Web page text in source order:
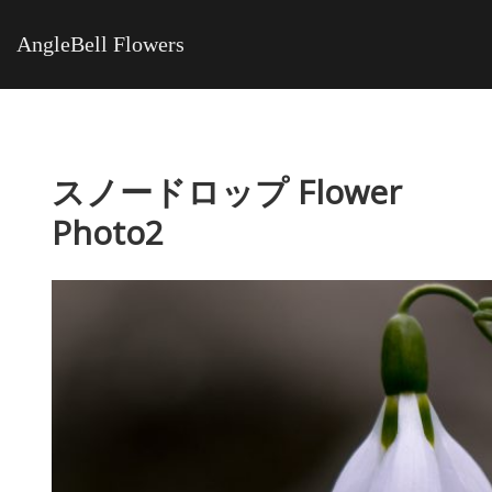
AngleBell Flowers
スノードロップ Flower
Photo2